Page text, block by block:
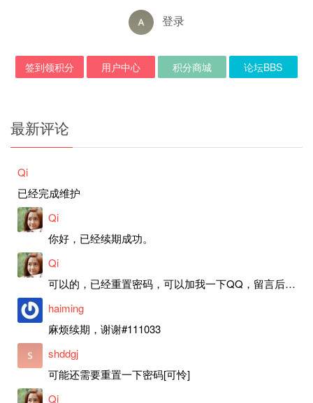
登录
签到领积分 用户中心 积分商城 论坛BBS
最新评论
Qi
已经完成维护
Qi
你好，已经续期成功。
Qi
可以的，已经重置密码，可以加我一下QQ，留言后我就发密码给你。
haiming
麻烦续期，谢谢#111033
shddgj
可能还需要重置一下密码[可怜]
Qi